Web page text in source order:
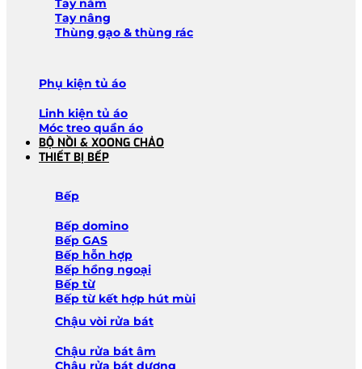
Tay nắm
Tay nâng
Thùng gạo & thùng rác
Phụ kiện tủ áo
Linh kiện tủ áo
Móc treo quần áo
BỘ NỒI & XOONG CHẢO
THIẾT BỊ BẾP
Bếp
Bếp domino
Bếp GAS
Bếp hỗn hợp
Bếp hồng ngoại
Bếp từ
Bếp từ kết hợp hút mùi
Chậu vòi rửa bát
Chậu rửa bát âm
Chậu rửa bát dương